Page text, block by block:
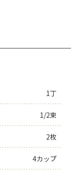
1丁
1/2束
2枚
4カップ